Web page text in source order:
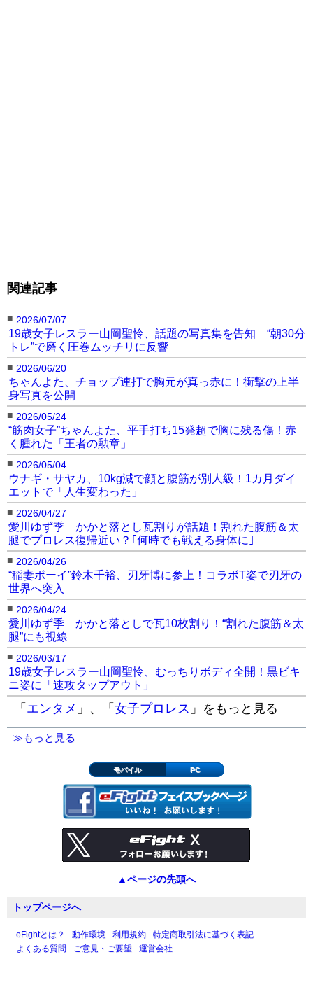
関連記事
■ 2026/07/07
19歳女子レスラー山岡聖怜、話題の写真集を告知 “朝30分
トレ”で磨く圧巻ムッチリに反響
■ 2026/06/20
ちゃんよた、チョップ連打で胸元が真っ赤に！衝撃の上半
身写真を公開
■ 2026/05/24
“筋肉女子”ちゃんよた、平手打ち15発超で胸に残る傷！赤
く腫れた「王者の勲章」
■ 2026/05/04
ウナギ・サヤカ、10kg減で顔と腹筋が別人級！1カ月ダイ
エットで「人生変わった」
■ 2026/04/27
愛川ゆず季 かかと落とし瓦割りが話題！割れた腹筋＆太
腿でプロレス復帰近い？｢何時でも戦える身体に｣
■ 2026/04/26
“稲妻ボーイ”鈴木千裕、刃牙博に参上！コラボT姿で刃牙の
世界へ突入
■ 2026/04/24
愛川ゆず季 かかと落としで瓦10枚割り！“割れた腹筋＆太
腿”にも視線
■ 2026/03/17
19歳女子レスラー山岡聖怜、むっちりボディ全開！黒ビキ
ニ姿に「速攻タップアウト」
「 エンタメ 」、「 女子プロレス 」をもっと見る
≫もっと見る
モバイル PC
▲ページの先頭へ
トップページへ
eFightとは？ 動作環境 利用規約
特定商取引法に基づく表記
よくある質問
ご意見・ご要望 運営会社